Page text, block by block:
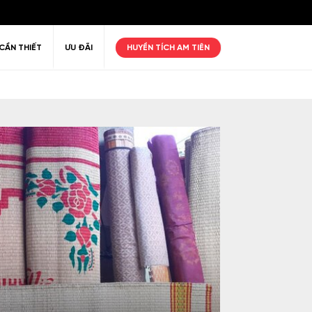
THIẾT ƯU ĐÃI HUYỀN TÍCH AM TIÊN
giãn Thiên nhiên Golf